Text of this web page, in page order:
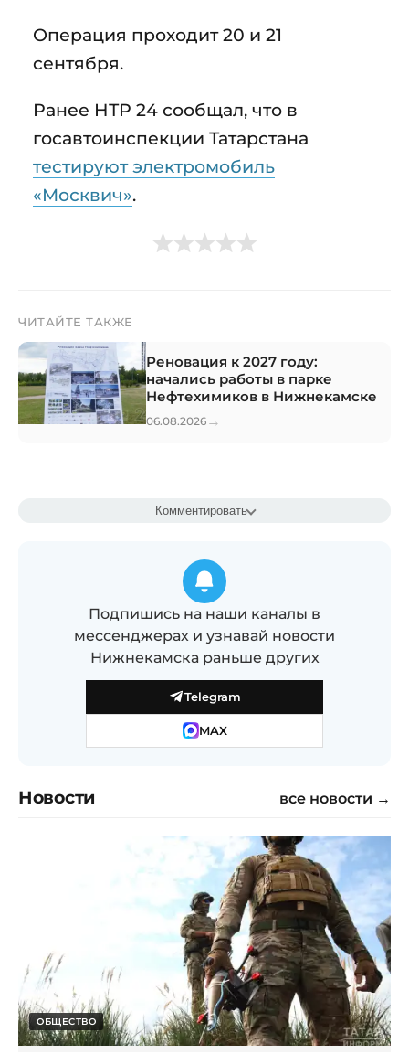
Операция проходит 20 и 21
сентября.
Ранее НТР 24 сообщал, что в
госавтоинспекции Татарстана
тестируют электромобиль
«Москвич».
ЧИТАЙТЕ ТАКЖЕ
Реновация к 2027 году:
начались работы в парке
Нефтехимиков в Нижнекамске
06.08.2026 →
Комментировать
Подпишись на наши каналы в
мессенджерах и узнавай новости
Нижнекамска раньше других
Telegram
MAX
Новости все новости →
ОБЩЕСТВО